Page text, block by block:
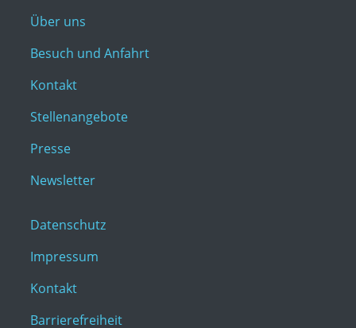
Über uns
Besuch und Anfahrt
Kontakt
Stellenangebote
Presse
Newsletter
Datenschutz
Impressum
Kontakt
Barrierefreiheit